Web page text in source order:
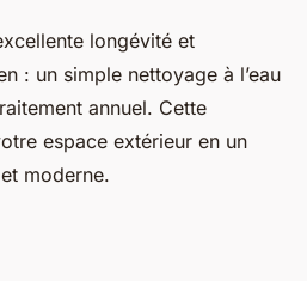
longévité et
: un simple nettoyage à l’eau
annuel. Cette
espace extérieur en un
moderne.